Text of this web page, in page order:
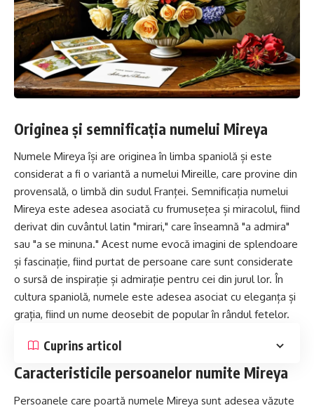
Originea și semnificația numelui Mireya
Numele Mireya își are originea în limba spaniolă și este
considerat a fi o variantă a numelui Mireille, care provine din
provensală, o limbă din sudul Franței. Semnificația numelui
Mireya este adesea asociată cu frumusețea și miracolul, fiind
derivat din cuvântul latin "mirari," care înseamnă "a admira"
sau "a se minuna." Acest nume evocă imagini de splendoare
și fascinație, fiind purtat de persoane care sunt considerate
o sursă de inspirație și admirație pentru cei din jurul lor. În
cultura spaniolă, numele este adesea asociat cu eleganța și
grația, fiind un nume deosebit de popular în rândul fetelor.
Cuprins articol
Caracteristicile persoanelor numite Mireya
Persoanele care poartă numele Mireya sunt adesea văzute